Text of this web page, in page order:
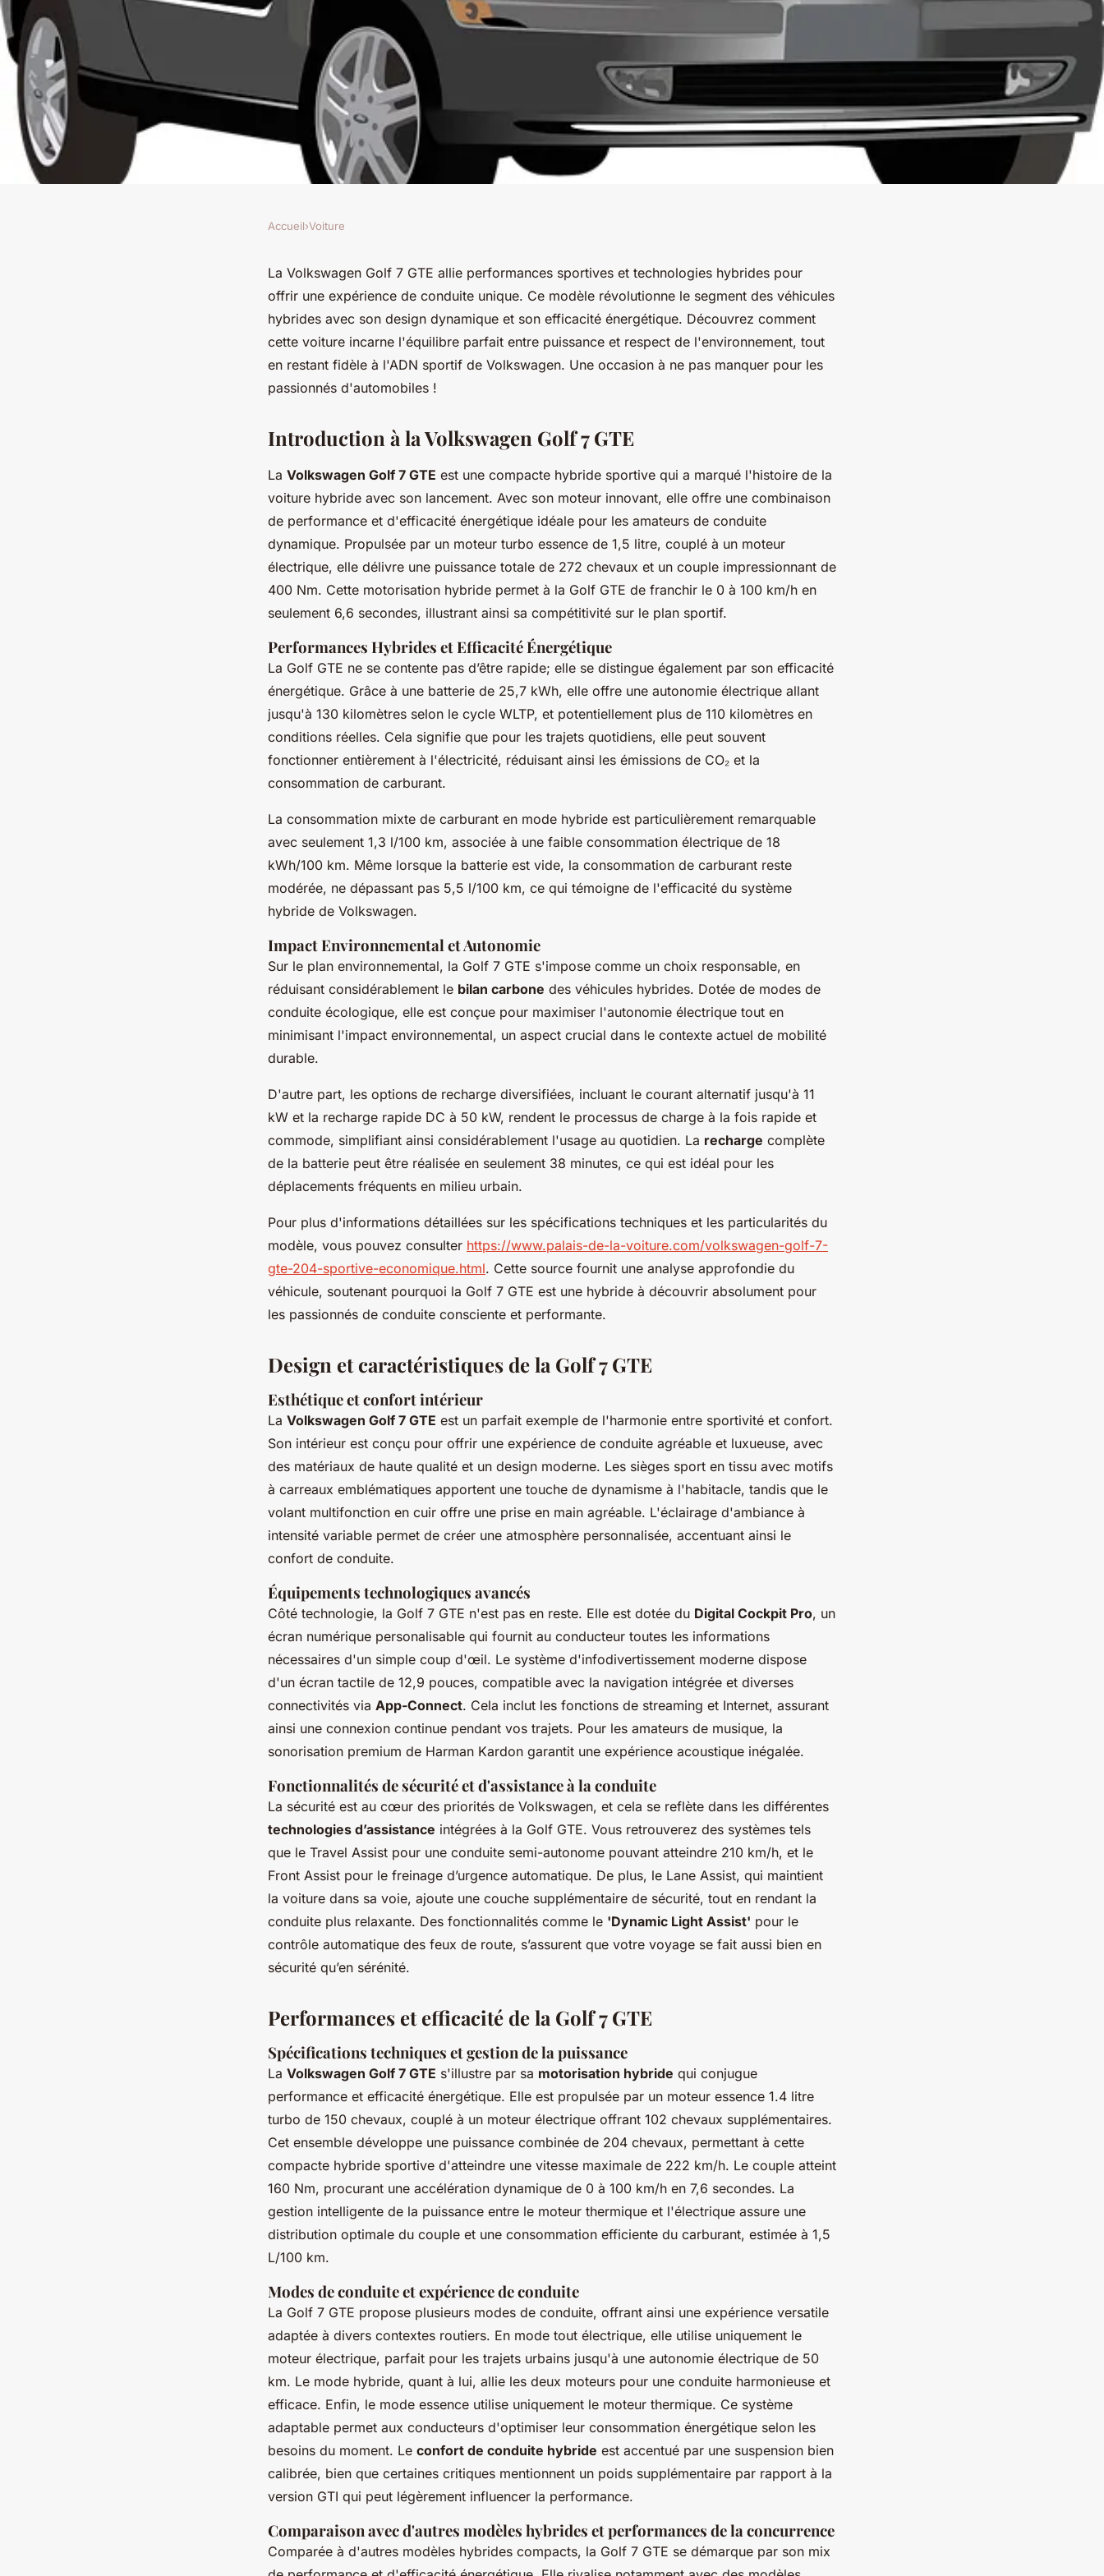
Volkswagen golf 7 gte : la sportive
hybride à découvrir !
Accueil›Voiture
La Volkswagen Golf 7 GTE allie performances sportives et technologies hybrides pour
offrir une expérience de conduite unique. Ce modèle révolutionne le segment des véhicules
hybrides avec son design dynamique et son efficacité énergétique. Découvrez comment
cette voiture incarne l'équilibre parfait entre puissance et respect de l'environnement, tout
en restant fidèle à l'ADN sportif de Volkswagen. Une occasion à ne pas manquer pour les
passionnés d'automobiles !
Introduction à la Volkswagen Golf 7 GTE
La Volkswagen Golf 7 GTE est une compacte hybride sportive qui a marqué l'histoire de la
voiture hybride avec son lancement. Avec son moteur innovant, elle offre une combinaison
de performance et d'efficacité énergétique idéale pour les amateurs de conduite
dynamique. Propulsée par un moteur turbo essence de 1,5 litre, couplé à un moteur
électrique, elle délivre une puissance totale de 272 chevaux et un couple impressionnant de
400 Nm. Cette motorisation hybride permet à la Golf GTE de franchir le 0 à 100 km/h en
seulement 6,6 secondes, illustrant ainsi sa compétitivité sur le plan sportif.
Performances Hybrides et Efficacité Énergétique
La Golf GTE ne se contente pas d’être rapide; elle se distingue également par son efficacité
énergétique. Grâce à une batterie de 25,7 kWh, elle offre une autonomie électrique allant
jusqu'à 130 kilomètres selon le cycle WLTP, et potentiellement plus de 110 kilomètres en
conditions réelles. Cela signifie que pour les trajets quotidiens, elle peut souvent
fonctionner entièrement à l'électricité, réduisant ainsi les émissions de CO₂ et la
consommation de carburant.
La consommation mixte de carburant en mode hybride est particulièrement remarquable
avec seulement 1,3 l/100 km, associée à une faible consommation électrique de 18
kWh/100 km. Même lorsque la batterie est vide, la consommation de carburant reste
modérée, ne dépassant pas 5,5 l/100 km, ce qui témoigne de l'efficacité du système
hybride de Volkswagen.
Impact Environnemental et Autonomie
Sur le plan environnemental, la Golf 7 GTE s'impose comme un choix responsable, en
réduisant considérablement le bilan carbone des véhicules hybrides. Dotée de modes de
conduite écologique, elle est conçue pour maximiser l'autonomie électrique tout en
minimisant l'impact environnemental, un aspect crucial dans le contexte actuel de mobilité
durable.
D'autre part, les options de recharge diversifiées, incluant le courant alternatif jusqu'à 11
kW et la recharge rapide DC à 50 kW, rendent le processus de charge à la fois rapide et
commode, simplifiant ainsi considérablement l'usage au quotidien. La recharge complète
de la batterie peut être réalisée en seulement 38 minutes, ce qui est idéal pour les
déplacements fréquents en milieu urbain.
Pour plus d'informations détaillées sur les spécifications techniques et les particularités du
modèle, vous pouvez consulter https://www.palais-de-la-voiture.com/volkswagen-golf-7-
gte-204-sportive-economique.html. Cette source fournit une analyse approfondie du
véhicule, soutenant pourquoi la Golf 7 GTE est une hybride à découvrir absolument pour
les passionnés de conduite consciente et performante.
Design et caractéristiques de la Golf 7 GTE
Esthétique et confort intérieur
La Volkswagen Golf 7 GTE est un parfait exemple de l'harmonie entre sportivité et confort.
Son intérieur est conçu pour offrir une expérience de conduite agréable et luxueuse, avec
des matériaux de haute qualité et un design moderne. Les sièges sport en tissu avec motifs
à carreaux emblématiques apportent une touche de dynamisme à l'habitacle, tandis que le
volant multifonction en cuir offre une prise en main agréable. L'éclairage d'ambiance à
intensité variable permet de créer une atmosphère personnalisée, accentuant ainsi le
confort de conduite.
Équipements technologiques avancés
Côté technologie, la Golf 7 GTE n'est pas en reste. Elle est dotée du Digital Cockpit Pro, un
écran numérique personalisable qui fournit au conducteur toutes les informations
nécessaires d'un simple coup d'œil. Le système d'infodivertissement moderne dispose
d'un écran tactile de 12,9 pouces, compatible avec la navigation intégrée et diverses
connectivités via App-Connect. Cela inclut les fonctions de streaming et Internet, assurant
ainsi une connexion continue pendant vos trajets. Pour les amateurs de musique, la
sonorisation premium de Harman Kardon garantit une expérience acoustique inégalée.
Fonctionnalités de sécurité et d'assistance à la conduite
La sécurité est au cœur des priorités de Volkswagen, et cela se reflète dans les différentes
technologies d’assistance intégrées à la Golf GTE. Vous retrouverez des systèmes tels
que le Travel Assist pour une conduite semi-autonome pouvant atteindre 210 km/h, et le
Front Assist pour le freinage d’urgence automatique. De plus, le Lane Assist, qui maintient
la voiture dans sa voie, ajoute une couche supplémentaire de sécurité, tout en rendant la
conduite plus relaxante. Des fonctionnalités comme le 'Dynamic Light Assist' pour le
contrôle automatique des feux de route, s’assurent que votre voyage se fait aussi bien en
sécurité qu’en sérénité.
Performances et efficacité de la Golf 7 GTE
Spécifications techniques et gestion de la puissance
La Volkswagen Golf 7 GTE s'illustre par sa motorisation hybride qui conjugue
performance et efficacité énergétique. Elle est propulsée par un moteur essence 1.4 litre
turbo de 150 chevaux, couplé à un moteur électrique offrant 102 chevaux supplémentaires.
Cet ensemble développe une puissance combinée de 204 chevaux, permettant à cette
compacte hybride sportive d'atteindre une vitesse maximale de 222 km/h. Le couple atteint
160 Nm, procurant une accélération dynamique de 0 à 100 km/h en 7,6 secondes. La
gestion intelligente de la puissance entre le moteur thermique et l'électrique assure une
distribution optimale du couple et une consommation efficiente du carburant, estimée à 1,5
L/100 km.
Modes de conduite et expérience de conduite
La Golf 7 GTE propose plusieurs modes de conduite, offrant ainsi une expérience versatile
adaptée à divers contextes routiers. En mode tout électrique, elle utilise uniquement le
moteur électrique, parfait pour les trajets urbains jusqu'à une autonomie électrique de 50
km. Le mode hybride, quant à lui, allie les deux moteurs pour une conduite harmonieuse et
efficace. Enfin, le mode essence utilise uniquement le moteur thermique. Ce système
adaptable permet aux conducteurs d'optimiser leur consommation énergétique selon les
besoins du moment. Le confort de conduite hybride est accentué par une suspension bien
calibrée, bien que certaines critiques mentionnent un poids supplémentaire par rapport à la
version GTI qui peut légèrement influencer la performance.
Comparaison avec d'autres modèles hybrides et performances de la concurrence
Comparée à d'autres modèles hybrides compacts, la Golf 7 GTE se démarque par son mix